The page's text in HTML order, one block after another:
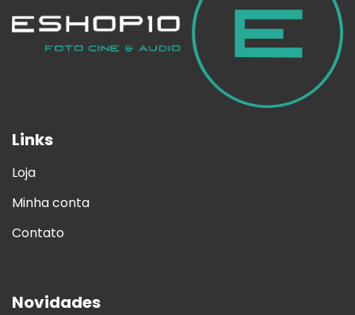
Links
Loja
Minha conta
Contato
Novidades